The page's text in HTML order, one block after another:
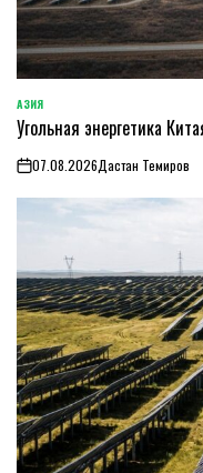
ОПУБЛИКОВАНО
В
АЗИЯ
Угольная энергетика
on07.08.2026Дастан Темиров